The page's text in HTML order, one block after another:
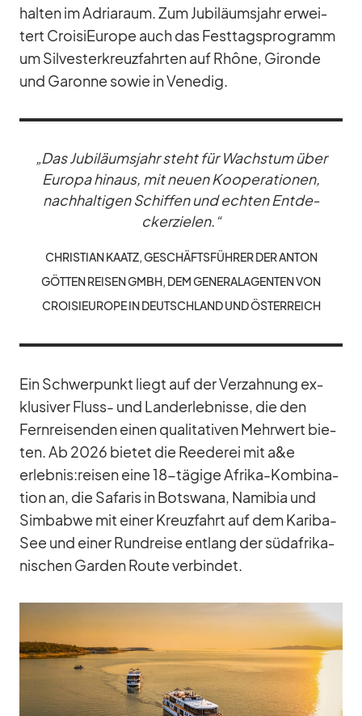
hal­ten im Adri­a­raum. Zum Ju­bi­lä­ums­jahr er­wei­
tert Croi­si­Eu­rope auch das Fest­tags­pro­gramm
um Sil­ves­t­er­kreuz­fahr­ten auf Rhône, Gi­ronde
und Ga­ronne so­wie in Ve­ne­dig.
„Das Ju­bi­lä­ums­jahr steht für Wachs­tum über
Eu­ropa hin­aus, mit neuen Ko­ope­ra­tio­nen,
nach­hal­ti­gen Schif­fen und ech­ten Ent­de­
cker­zie­len.“
CHRIS­TIAN KAATZ, GE­SCHÄFTS­FÜH­RER DER AN­TON
GÖT­TEN REI­SEN GMBH, DEM GE­NE­RAL­AGEN­TEN VON
CROI­SI­EU­ROPE IN DEUTSCH­LAND UND ÖS­TER­REICH
Ein Schwer­punkt liegt auf der Ver­zah­nung ex­
klu­si­ver Fluss- und Lan­d­er­leb­nisse, die den
Fern­rei­sen­den ei­nen qua­li­ta­ti­ven Mehr­wert bie­
ten. Ab 2026 bie­tet die Ree­de­rei mit a&e
erlebnis:reisen eine 18-tä­gige Afrika-Kom­bi­na­
tion an, die Sa­fa­ris in Bots­wana, Na­mi­bia und
Sim­babwe mit ei­ner Kreuz­fahrt auf dem Ka­riba-
See und ei­ner Rund­reise ent­lang der süd­afri­ka­
ni­schen Gar­den Route ver­bin­det.